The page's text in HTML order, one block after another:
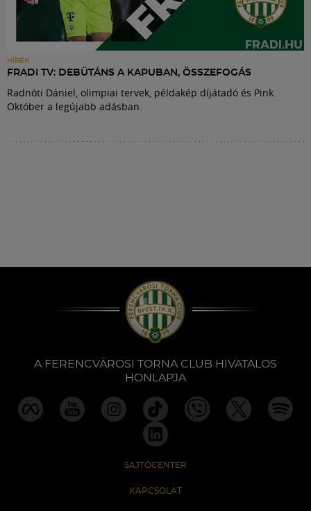
HÍREK
FRADI TV: DEBÜTÁNS A KAPUBAN, ÖSSZEFOGÁS
Radnóti Dániel, olimpiai tervek, példakép díjátadó és Pink
Október a legújabb adásban.
A FERENCVÁROSI TORNA CLUB HIVATALOS
HONLAPJA
SAJTÓCENTER
KAPCSOLAT